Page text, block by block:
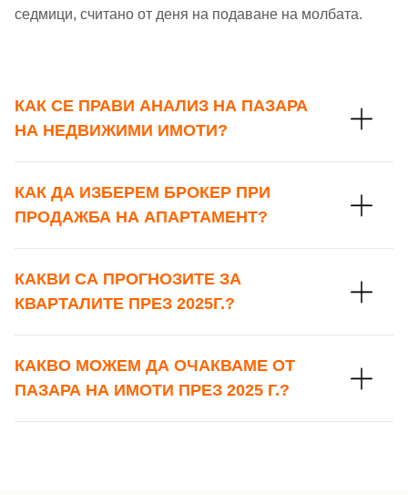
седмици, считано от деня на подаване на молбата.
КАК СЕ ПРАВИ АНАЛИЗ НА ПАЗАРА
НА НЕДВИЖИМИ ИМОТИ?
КАК ДА ИЗБЕРЕМ БРОКЕР ПРИ
ПРОДАЖБА НА АПАРТАМЕНТ?
КАКВИ СА ПРОГНОЗИТЕ ЗА
КВАРТАЛИТЕ ПРЕЗ 2025Г.?
КАКВО МОЖЕМ ДА ОЧАКВАМЕ ОТ
ПАЗАРА НА ИМОТИ ПРЕЗ 2025 Г.?